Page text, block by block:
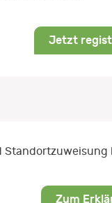
Jetzt
Standortzuweisung
Zum